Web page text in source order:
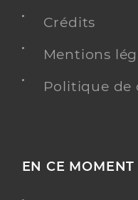
Crédits
Mentions
Politique
EN CE MOMENT